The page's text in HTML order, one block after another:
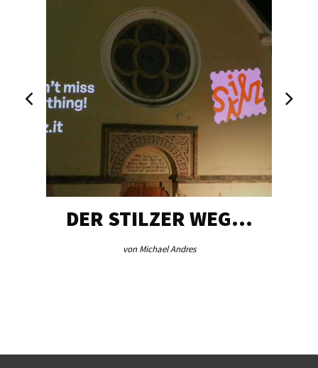
DER STILZER WEG…
von Michael Andres